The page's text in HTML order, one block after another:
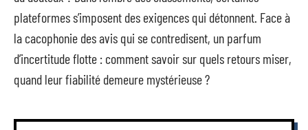
plateformes s’imposent des exigences qui détonnent. Face à
la cacophonie des avis qui se contredisent, un parfum
d’incertitude flotte : comment savoir sur quels retours miser,
quand leur fiabilité demeure mystérieuse ?